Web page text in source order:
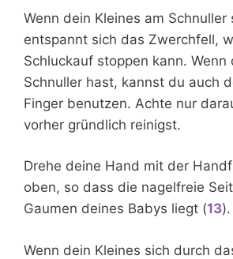
Wenn dein Kleines am Schnuller
entspannt sich das Zwerchfell,
Schluckauf stoppen kann. Wenn
Schnuller hast, kannst du auch
Finger benutzen. Achte nur
vorher gründlich reinigst.
Drehe deine Hand mit der
oben, so dass die nagelfreie
Gaumen deines Babys liegt (13).
Wenn dein Kleines sich durch